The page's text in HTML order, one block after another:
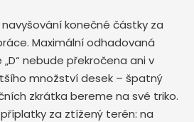
konečné částky za
Maximální odhadovaná
nebude překročena ani v
množství desek – špatný
zkrátka bereme na své triko.
za ztížený terén: na